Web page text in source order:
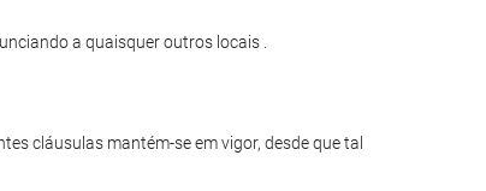
a quaisquer outros locais .
cláusulas mantém-se em vigor, desde que tal